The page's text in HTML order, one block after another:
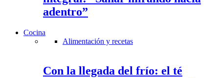
adentro”
Cocina
Alimentación y recetas
Con la llegada del frío: el té